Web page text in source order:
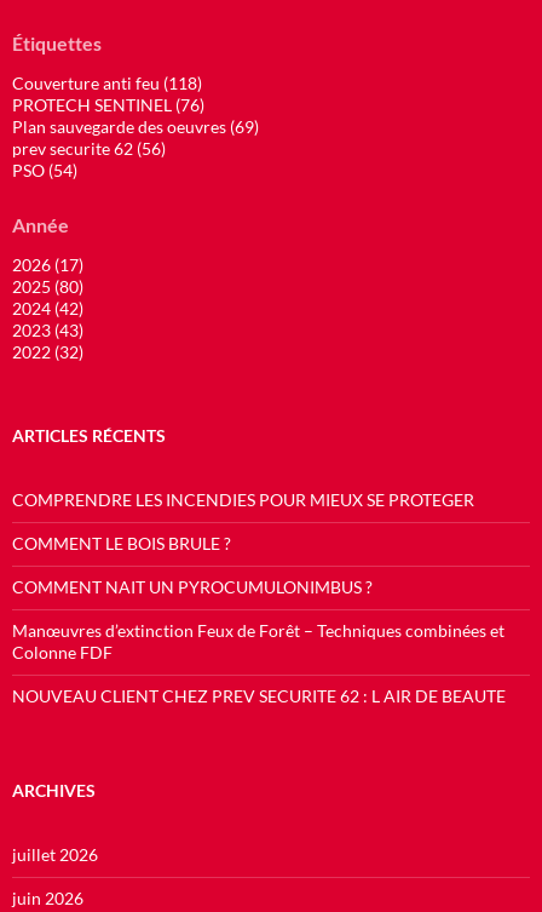
Étiquettes
Couverture anti feu (118)
PROTECH SENTINEL (76)
Plan sauvegarde des oeuvres (69)
prev securite 62 (56)
PSO (54)
Année
2026 (17)
2025 (80)
2024 (42)
2023 (43)
2022 (32)
ARTICLES RÉCENTS
COMPRENDRE LES INCENDIES POUR MIEUX SE PROTEGER
COMMENT LE BOIS BRULE ?
COMMENT NAIT UN PYROCUMULONIMBUS ?
Manœuvres d’extinction Feux de Forêt – Techniques combinées et
Colonne FDF
NOUVEAU CLIENT CHEZ PREV SECURITE 62 : L AIR DE BEAUTE
ARCHIVES
juillet 2026
juin 2026